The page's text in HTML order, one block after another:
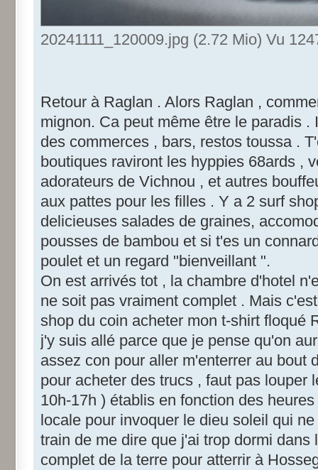
20241111_120009.jpg (2.72 Mio) Vu
Retour à Raglan . Alors Raglan ,
mignon. Ca peut même être le paradis
des commerces , bars, restos toussa .
boutiques raviront les hyppies 68ards ,
adorateurs de Vichnou , et autres
aux pattes pour les filles . Y a 2 surf
delicieuses salades de graines,
pousses de bambou et si t'es un
poulet et un regard "bienveillant ".
On est arrivés tot , la chambre d'hotel
ne soit pas vraiment complet . Mais
shop du coin acheter mon t-shirt floqué
j'y suis allé parce que je pense qu'on
assez con pour aller m'enterrer au bout
pour acheter des trucs , faut pas louper
10h-17h ) établis en fonction des
locale pour invoquer le dieu soleil qui
train de me dire que j'ai trop dormi
complet de la terre pour atterrir à